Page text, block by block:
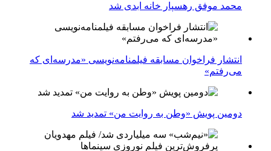
محمد موفق رهسپار خانه ابدی شد
انتشار فراخوان مسابقه فیلمنامه‌نویسی «مدرسه‌ای که
می‌رفتم»
دومین پویش «وطن به روایت من» تمدید شد